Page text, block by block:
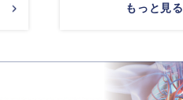
もっと見る